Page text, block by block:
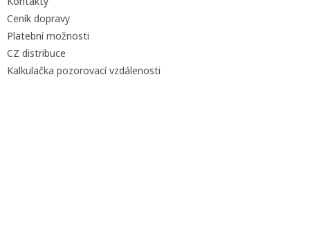
Ceník dopravy
Platební možnosti
CZ distribuce
Kalkulačka pozorovací vzdálenosti